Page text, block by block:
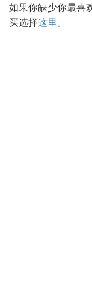
如果你缺少你最喜
买选择这里。